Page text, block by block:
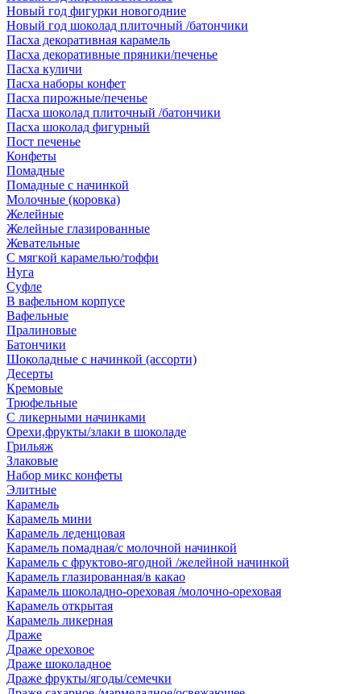
Новый год фигурки новогодние
Новый год шоколад плиточный /батончики
Пасха декоративная карамель
Пасха декоративные пряники/печенье
Пасха куличи
Пасха наборы конфет
Пасха пирожные/печенье
Пасха шоколад плиточный /батончики
Пасха шоколад фигурный
Пост печенье
Конфеты
Помадные
Помадные с начинкой
Молочные (коровка)
Желейные
Желейные глазированные
Жевательные
С мягкой карамелью/тоффи
Нуга
Суфле
В вафельном корпусе
Вафельные
Пралиновые
Батончики
Шоколадные с начинкой (ассорти)
Десерты
Кремовые
Трюфельные
С ликерными начинками
Орехи,фрукты/злаки в шоколаде
Грильяж
Злаковые
Набор микс конфеты
Элитные
Карамель
Карамель мини
Карамель леденцовая
Карамель помадная/с молочной начинкой
Карамель с фруктово-ягодной /желейной начинкой
Карамель глазированная/в какао
Карамель шоколадно-ореховая /молочно-ореховая
Карамель открытая
Карамель ликерная
Драже
Драже ореховое
Драже шоколадное
Драже фрукты/ягоды/семечки